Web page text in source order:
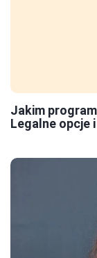
Jakim
Legalne opcje